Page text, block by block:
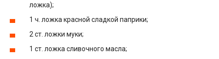
ложка);
1 ч. ложка красной сладкой паприки;
2 ст. ложки муки;
1 ст. ложка сливочного масла;